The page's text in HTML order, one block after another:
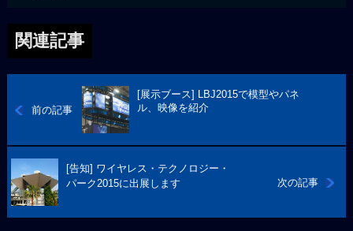
関連記事
前の記事
[展示ブース] LBJ2015で模型やパネ
ル、映像を紹介
次の記事
[告知] ワイヤレス・テクノロジー・
パーク2015に出展します